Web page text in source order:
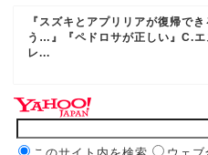
『スズキとアプリリアが復帰でき
う…』『ペドロサが正しい』C.エ
レ...